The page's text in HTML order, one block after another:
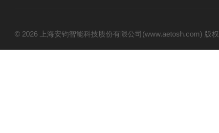
© 2026 上海安钧智能科技股份有限公司(www.aetosh.com)